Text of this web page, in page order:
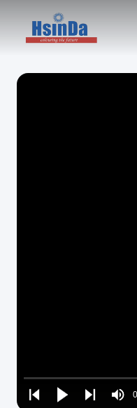
Play
Play
Play
Mute
Loaded:
0%